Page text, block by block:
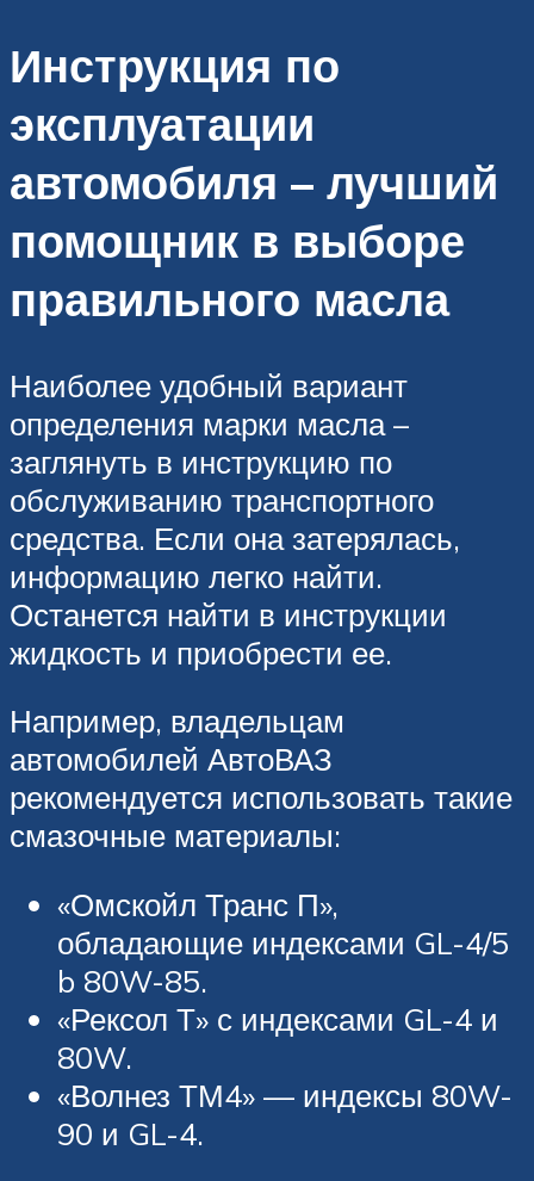
Инструкция по
эксплуатации
автомобиля – лучший
помощник в выборе
правильного масла
Наиболее удобный вариант
определения марки масла –
заглянуть в инструкцию по
обслуживанию транспортного
средства. Если она затерялась,
информацию легко найти.
Останется найти в инструкции
жидкость и приобрести ее.
Например, владельцам
автомобилей АвтоВАЗ
рекомендуется использовать такие
смазочные материалы:
«Омскойл Транс П»,
обладающие индексами GL-4/5
b 80W-85.
«Рексол Т» с индексами GL-4 и
80W.
«Волнез ТМ4» — индексы 80W-
90 и GL-4.